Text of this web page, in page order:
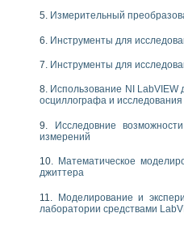
переходных характеристик
неиндустриальных камер
стенды
стенда по измерению профиля
комплексы для вузов,
в процесе изучения
дисциплине «Цифровые
на основе LabVIEW
теории коммутации
для создания лабораторного
Измерительный
Инструменты для
Инструменты для
Использование NI LabVIEW
осциллографа и
Исследовние
измерений
Математическое
джиттера
Моделирование и
лаборатории средствами